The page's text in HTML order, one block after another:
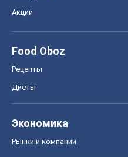
Акции
Food Oboz
Рецепты
Диеты
Экономика
Рынки и компании